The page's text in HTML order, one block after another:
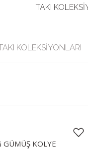
TAKI
KOLEKSİYONLARI
GÜMÜŞ KOLYE